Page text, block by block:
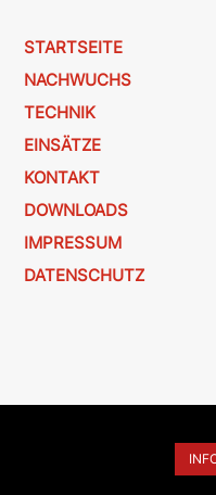
STARTSEITE
NACHWUCHS
TECHNIK
EINSÄTZE
KONTAKT
DOWNLOADS
IMPRESSUM
DATENSCHUTZ